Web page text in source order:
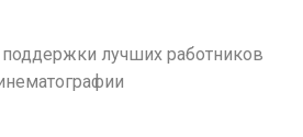
поддержки лучших работников